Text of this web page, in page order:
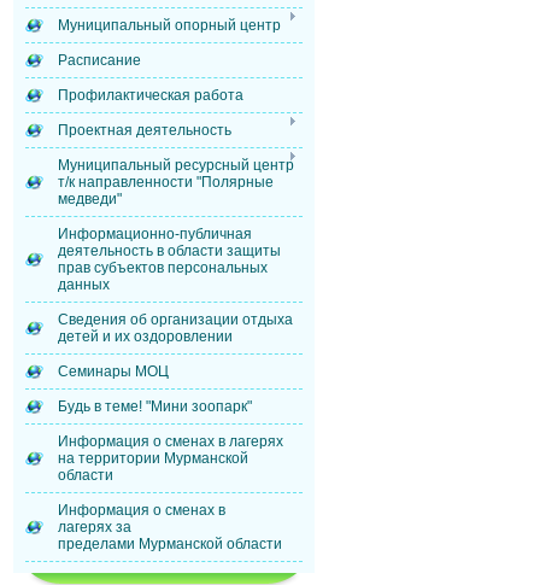
Муниципальный опорный центр
Расписание
Профилактическая работа
Проектная деятельность
Муниципальный ресурсный центр
т/к направленности "Полярные
медведи"
Информационно-публичная
деятельность в области защиты
прав субъектов персональных
данных
Сведения об организации отдыха
детей и их оздоровлении
Семинары МОЦ
Будь в теме! "Мини зоопарк"
Информация о сменах в лагерях
на территории Мурманской
области
Информация о сменах в
лагерях за
пределами Мурманской области